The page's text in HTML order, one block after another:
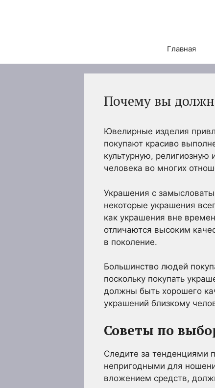
Главная
Почему вы
Ювелирные изделия
покупают красиво
культурную,
человека во многих
Украшения с
некоторые украшения
как украшения вне
отличаются высоким
в поколение.
Большинство людей
поскольку покупать
должны быть хорошего
украшений близкому
Советы по
Следите за тенденциями
непригодными для
вложением средств,